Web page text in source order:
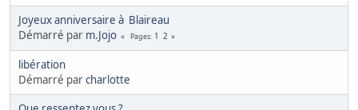
Joyeux anniversaire à Blaireau
Démarré par m.Jojo Pages 1 2
libération
Démarré parcharlotte